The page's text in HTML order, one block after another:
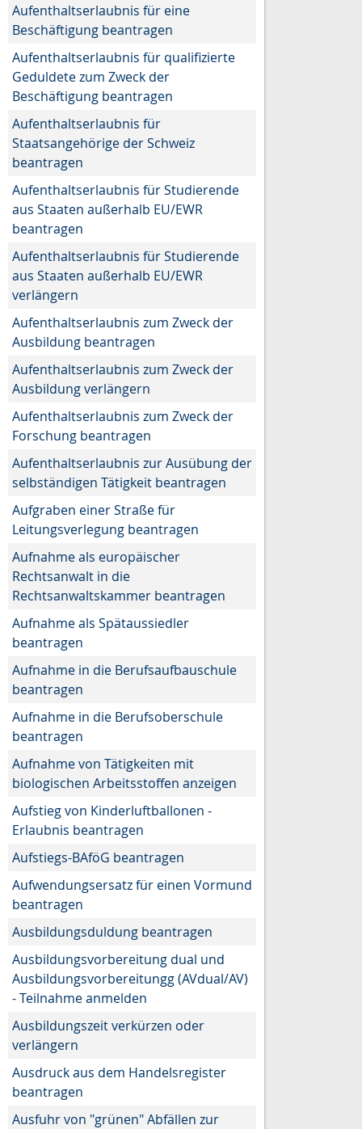
Aufenthaltserlaubnis für eine
Beschäftigung beantragen
Aufenthaltserlaubnis für qualifizierte
Geduldete zum Zweck der
Beschäftigung beantragen
Aufenthaltserlaubnis für
Staatsangehörige der Schweiz
beantragen
Aufenthaltserlaubnis für Studierende
aus Staaten außerhalb EU/EWR
beantragen
Aufenthaltserlaubnis für Studierende
aus Staaten außerhalb EU/EWR
verlängern
Aufenthaltserlaubnis zum Zweck der
Ausbildung beantragen
Aufenthaltserlaubnis zum Zweck der
Ausbildung verlängern
Aufenthaltserlaubnis zum Zweck der
Forschung beantragen
Aufenthaltserlaubnis zur Ausübung der
selbständigen Tätigkeit beantragen
Aufgraben einer Straße für
Leitungsverlegung beantragen
Aufnahme als europäischer
Rechtsanwalt in die
Rechtsanwaltskammer beantragen
Aufnahme als Spätaussiedler
beantragen
Aufnahme in die Berufsaufbauschule
beantragen
Aufnahme in die Berufsoberschule
beantragen
Aufnahme von Tätigkeiten mit
biologischen Arbeitsstoffen anzeigen
Aufstieg von Kinderluftballonen -
Erlaubnis beantragen
Aufstiegs-BAföG beantragen
Aufwendungsersatz für einen Vormund
beantragen
Ausbildungsduldung beantragen
Ausbildungsvorbereitung dual und
Ausbildungsvorbereitungg (AVdual/AV)
- Teilnahme anmelden
Ausbildungszeit verkürzen oder
verlängern
Ausdruck aus dem Handelsregister
beantragen
Ausfuhr von "grünen" Abfällen zur